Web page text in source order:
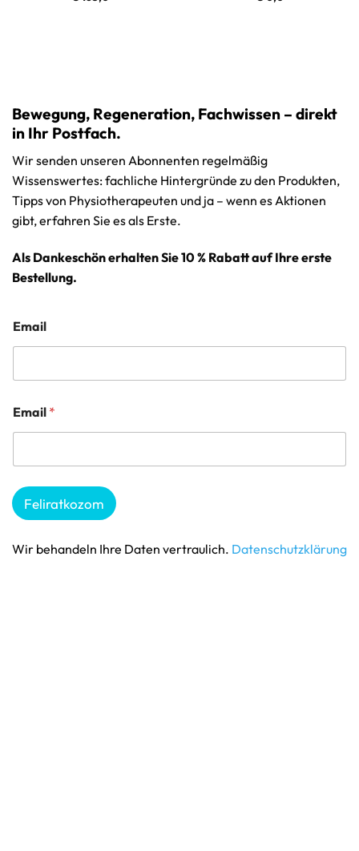
Bewegung, Regeneration, Fachwissen – direkt
in Ihr Postfach.
Wir senden unseren Abonnenten regelmäßig
Wissenswertes: fachliche Hintergründe zu den Produkten,
Tipps von Physiotherapeuten und ja – wenn es Aktionen
gibt, erfahren Sie es als Erste.
Als Dankeschön erhalten Sie 10 % Rabatt auf Ihre erste
Bestellung.
Email
Email *
Feliratkozom
Wir behandeln Ihre Daten vertraulich. Datenschutzklärung